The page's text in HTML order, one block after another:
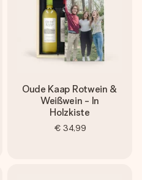
Oude Kaap Rotwein &
Weißwein - In
Holzkiste
€ 34,99